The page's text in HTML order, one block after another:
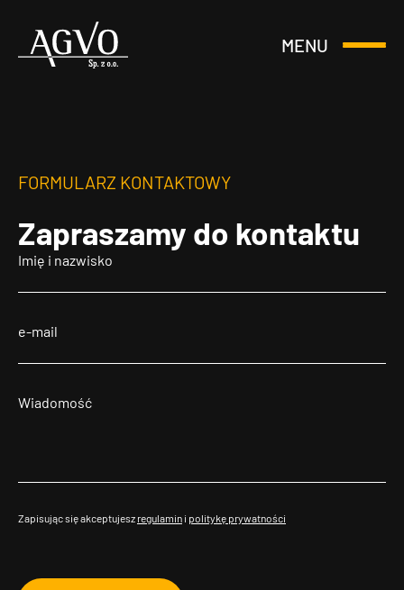
Header
MENU
Otwórz
FORMULARZ KONTAKTOWY
Zapraszamy do kontaktu
Zapisując się akceptujesz regulamin i politykę prywatności